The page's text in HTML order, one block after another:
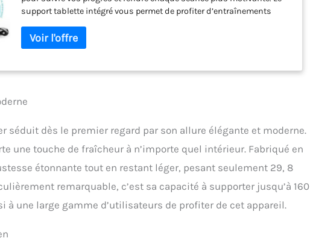
support tablette intégré vous permet de profiter d’entraînements
EXPÉRIENCE DE PÉDALAGE SILENCIEUSE : Grâce au système
d’entraînement par courroie de haute qualité, ce vélo d’appartement
espaces partagés, il vous permet de vous entraîner à toute heure
RÉEL : L’écran LCD affiche le temps, la vitesse, la distance, les calories
entraînement selon vos objectifs cardio et fitness. STRUCTURE
STABLE ET SÉCURISÉE : Son cadre renforcé supporte jusqu’à 160 kg
pour garantir une excellente stabilité. Les pédales antidérapantes et
le frein d’urgence assurent une utilisation en toute confiance, même
lors d’efforts intensifs. CONFORT ET INSTALLATION FACILE : Selle
réglable 4D, guidon ajustable 2D et conception adaptée aux
utilisateurs de différentes tailles. Préassemblé à 70 %, le montage est
rapide et les roulettes intégrées facilitent son déplacement au
séduit dès le premier regard par son allure élégante et moderne.
une touche de fraîcheur à n’importe quel intérieur. Fabriqué en
étonnante tout en restant léger, pesant seulement 29, 8
remarquable, c’est sa capacité à supporter jusqu’à 160
une large gamme d’utilisateurs de profiter de cet appareil.